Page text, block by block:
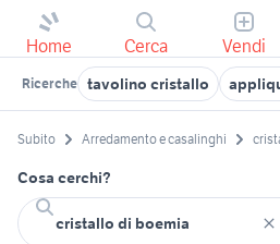
Home Cerca Vendi
Ricerche tavolino cristallo
Subito Arredamento e casalinghi
Cosa cerchi?